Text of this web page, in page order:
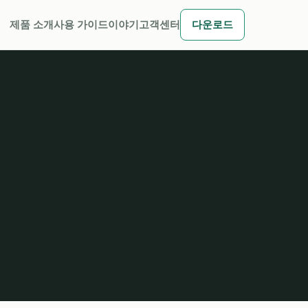
제품 소개사용 가이드이야기 고객센터 다운로드